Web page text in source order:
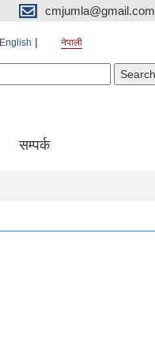
cmjumla@gmail.com
English नेपाली
सम्पर्क